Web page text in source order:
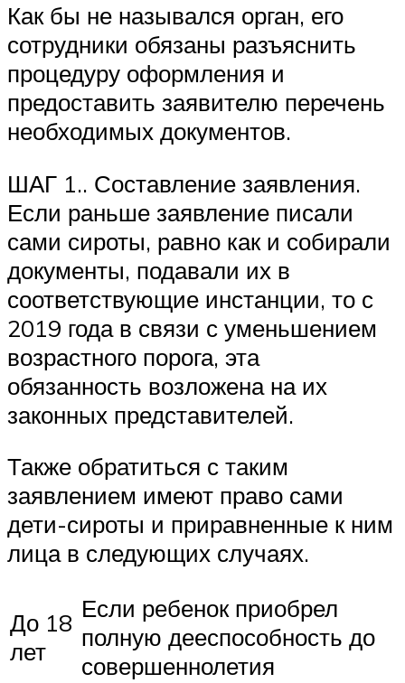
Как бы не назывался орган, его
сотрудники обязаны разъяснить
процедуру оформления и
предоставить заявителю перечень
необходимых документов.
ШАГ 1.. Составление заявления.
Если раньше заявление писали
сами сироты, равно как и собирали
документы, подавали их в
соответствующие инстанции, то с
2019 года в связи с уменьшением
возрастного порога, эта
обязанность возложена на их
законных представителей.
Также обратиться с таким
заявлением имеют право сами
дети-сироты и приравненные к ним
лица в следующих случаях.
До 18
лет
Если ребенок приобрел
полную дееспособность до
совершеннолетия